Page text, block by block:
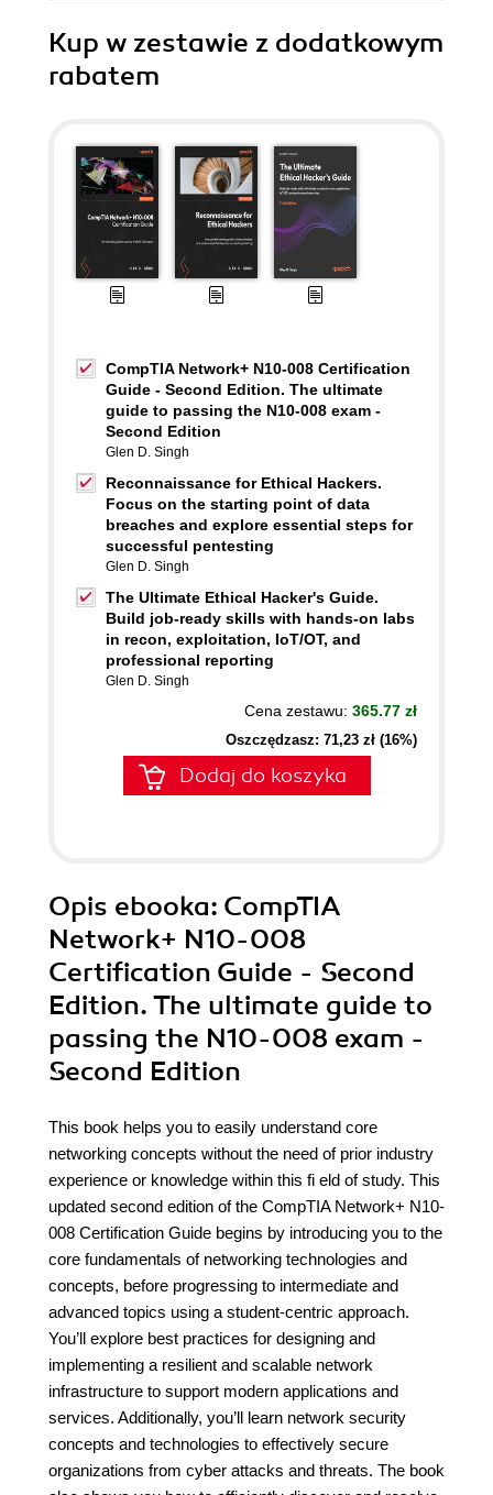
Kup w zestawie z dodatkowym
rabatem
CompTIA Network+ N10-008 Certification
Guide - Second Edition. The ultimate
guide to passing the N10-008 exam -
Second Edition
Glen D. Singh
Reconnaissance for Ethical Hackers.
Focus on the starting point of data
breaches and explore essential steps for
successful pentesting
Glen D. Singh
The Ultimate Ethical Hacker's Guide.
Build job-ready skills with hands-on labs
in recon, exploitation, IoT/OT, and
professional reporting
Glen D. Singh
Cena zestawu: 365.77 zł
Oszczędzasz: 71,23 zł (16%)
Dodaj do koszyka
Opis ebooka: CompTIA
Network+ N10-008
Certification Guide - Second
Edition. The ultimate guide to
passing the N10-008 exam -
Second Edition
This book helps you to easily understand core
networking concepts without the need of prior industry
experience or knowledge within this fi eld of study. This
updated second edition of the CompTIA Network+ N10-
008 Certification Guide begins by introducing you to the
core fundamentals of networking technologies and
concepts, before progressing to intermediate and
advanced topics using a student-centric approach.
You’ll explore best practices for designing and
implementing a resilient and scalable network
infrastructure to support modern applications and
services. Additionally, you’ll learn network security
concepts and technologies to effectively secure
organizations from cyber attacks and threats. The book